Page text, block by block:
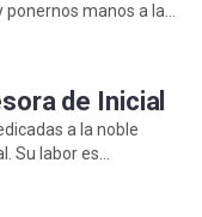
ponernos manos a la
de Inicial
a la noble
Su labor es